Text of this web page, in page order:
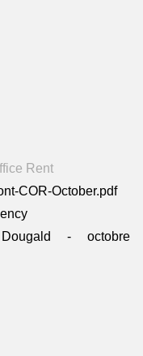
Rent
COR-October.pdf
Dougald - octobre